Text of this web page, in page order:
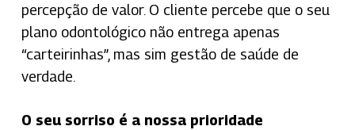
percepção de valor. O cliente percebe que o seu
plano odontológico não entrega apenas
“carteirinhas”, mas sim gestão de saúde de
verdade.
O seu sorriso é a nossa prioridade